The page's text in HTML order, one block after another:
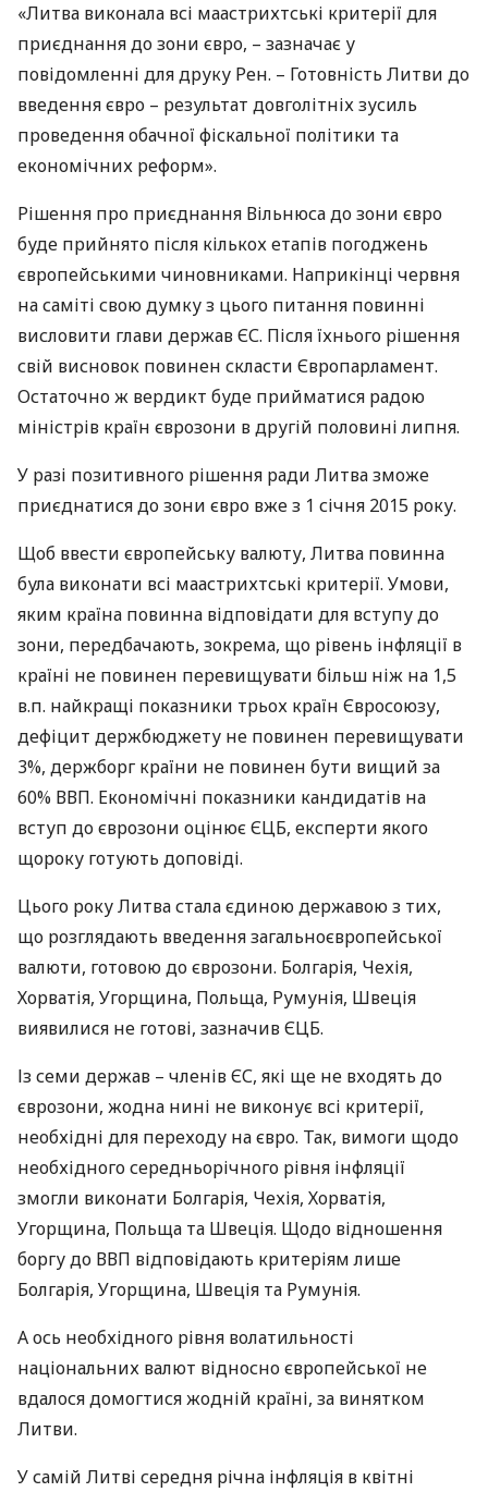
«Литва виконала всі маастрихтські критерії для
приєднання до зони євро, – зазначає у
повідомленні для друку Рен. – Готовність Литви до
введення євро – результат довголітніх зусиль
проведення обачної фіскальної політики та
економічних реформ».
Рішення про приєднання Вільнюса до зони євро
буде прийнято після кількох етапів погоджень
європейськими чиновниками. Наприкінці червня
на саміті свою думку з цього питання повинні
висловити глави держав ЄС. Після їхнього рішення
свій висновок повинен скласти Європарламент.
Остаточно ж вердикт буде прийматися радою
міністрів країн єврозони в другій половині липня.
У разі позитивного рішення ради Литва зможе
приєднатися до зони євро вже з 1 січня 2015 року.
Щоб ввести європейську валюту, Литва повинна
була виконати всі маастрихтські критерії. Умови,
яким країна повинна відповідати для вступу до
зони, передбачають, зокрема, що рівень інфляції в
країні не повинен перевищувати більш ніж на 1,5
в.п. найкращі показники трьох країн Євросоюзу,
дефіцит держбюджету не повинен перевищувати
3%, держборг країни не повинен бути вищий за
60% ВВП. Економічні показники кандидатів на
вступ до єврозони оцінюєЄЦБ, експерти якого
щороку готують доповіді.
Цього року Литва стала єдиною державою з тих,
що розглядають введення загальноєвропейської
валюти, готовою до єврозони. Болгарія, Чехія,
Хорватія, Угорщина, Польща, Румунія, Швеція
виявилися не готові, зазначивЄЦБ.
Із семи держав – членів ЄС, які ще не входять до
єврозони, жодна нині не виконує всі критерії,
необхідні для переходу на євро. Так, вимоги щодо
необхідного середньорічного рівня інфляції
змогли виконати Болгарія, Чехія, Хорватія,
Угорщина, Польща та Швеція. Щодо відношення
боргу до ВВП відповідають критеріям лише
Болгарія, Угорщина, Швеція та Румунія.
А ось необхідного рівня волатильності
національних валют відносно європейської не
вдалося домогтися жодній країні, за винятком
Литви.
У самій Литві середня річна інфляція в квітні